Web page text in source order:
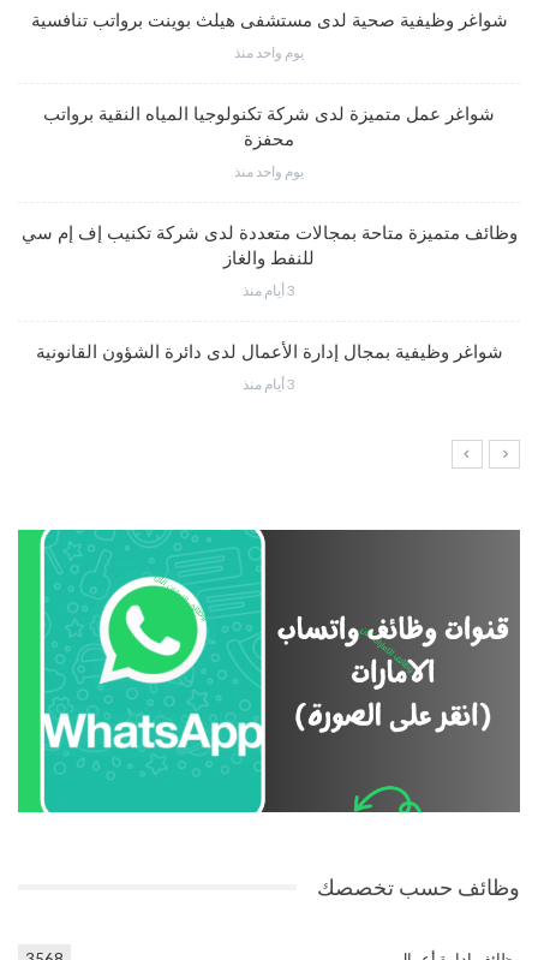
شواغر وظيفية صحية لدى مستشفى هيلث بوينت برواتب تنافسية
يوم واحد منذ
شواغر عمل متميزة لدى شركة تكنولوجيا المياه النقية برواتب
محفزة
يوم واحد منذ
وظائف متميزة متاحة بمجالات متعددة لدى شركة تكنيب إف إم سي
للنفط والغاز
3 أيام منذ
شواغر وظيفية بمجال إدارة الأعمال لدى دائرة الشؤون القانونية
3 أيام منذ
وظائف حسب تخصصك